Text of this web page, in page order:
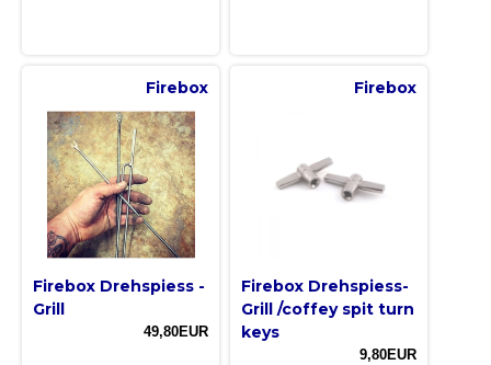
Firebox
Firebox Drehspiess -
Grill
49,80EUR
Firebox
Firebox Drehspiess-
Grill /coffey spit turn
keys
9,80EUR